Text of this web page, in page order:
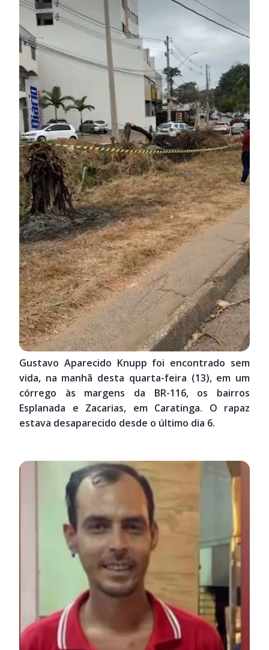
Gustavo Aparecido Knupp foi encontrado sem
vida, na manhã desta quarta-feira (13), em um
córrego às margens da BR-116, os bairros
Esplanada e Zacarias, em Caratinga. O rapaz
estava desaparecido desde o último dia 6.